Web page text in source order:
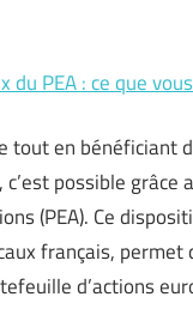
du PEA : ce que
tout en bénéficiant
possible grâce
(PEA). Ce
français, permet
d’actions